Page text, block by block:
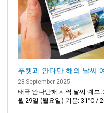
푸켓과 안다만 해의 날씨
28 September 2025
태국 안다만해 지역 날씨 예보.
월 29일 (월요일) 기온: 31°C /